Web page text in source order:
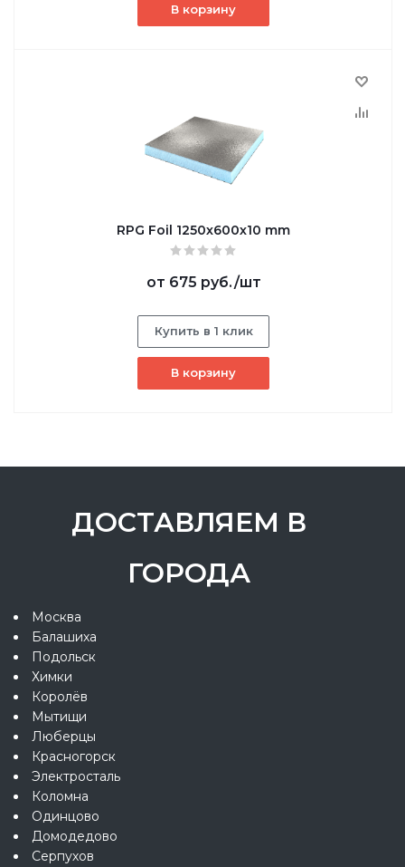
В корзину
RPG Foil 1250х600х10 mm
от 675 руб./шт
Купить в 1 клик
В корзину
ДОСТАВЛЯЕМ В
ГОРОДА
Москва
Балашиха
Подольск
Химки
Королёв
Мытищи
Люберцы
Красногорск
Электросталь
Коломна
Одинцово
Домодедово
Серпухов